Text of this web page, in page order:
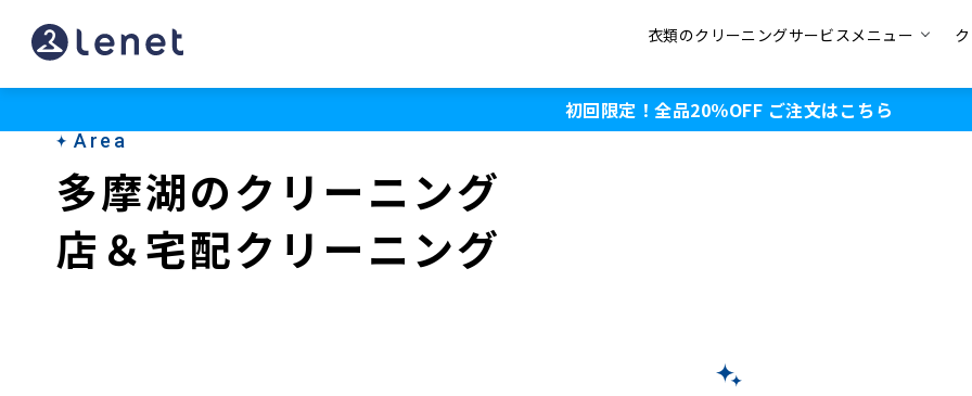
多
摩
衣類のクリーニングサービスメニュー
初回限定！全品20％OFF ご注文はこちら
Area
多摩湖のクリーニング
店＆宅配クリーニング